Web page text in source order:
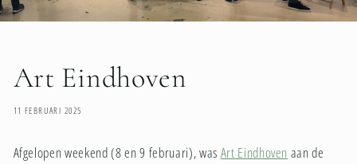
Art Eindhoven
11 FEBRUARI 2025
Afgelopen weekend (8 en 9 februari), was Art Eindhoven aan de